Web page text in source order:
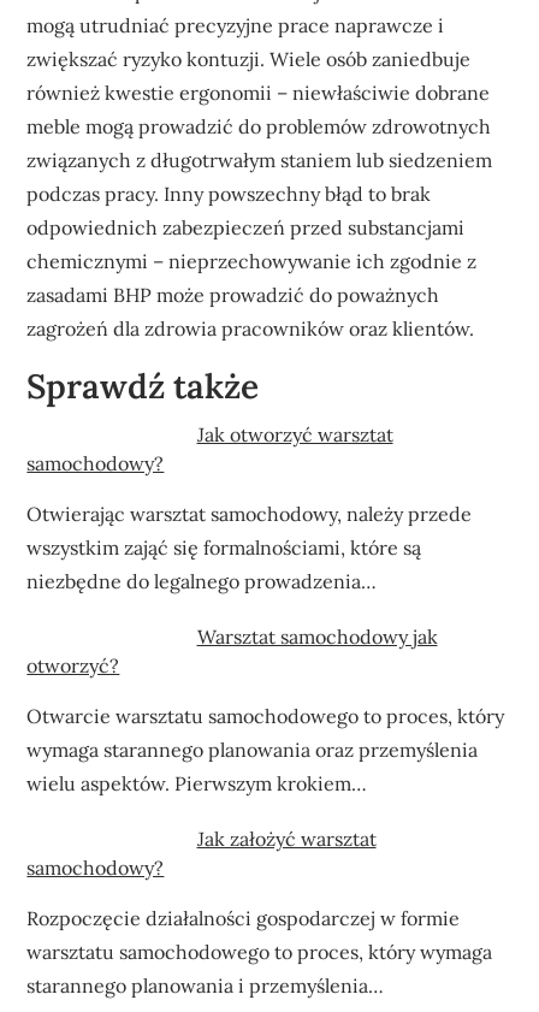
mogą utrudniać precyzyjne prace naprawcze i
zwiększać ryzyko kontuzji. Wiele osób zaniedbuje
również kwestie ergonomii – niewłaściwie dobrane
meble mogą prowadzić do problemów zdrowotnych
związanych z długotrwałym staniem lub siedzeniem
podczas pracy. Inny powszechny błąd to brak
odpowiednich zabezpieczeń przed substancjami
chemicznymi – nieprzechowywanie ich zgodnie z
zasadami BHP może prowadzić do poważnych
zagrożeń dla zdrowia pracowników oraz klientów.
Sprawdź także
Jak otworzyć warsztat
samochodowy?
Otwierając warsztat samochodowy, należy przede
wszystkim zająć się formalnościami, które są
niezbędne do legalnego prowadzenia…
Warsztat samochodowy jak
otworzyć?
Otwarcie warsztatu samochodowego to proces, który
wymaga starannego planowania oraz przemyślenia
wielu aspektów. Pierwszym krokiem…
Jak założyć warsztat
samochodowy?
Rozpoczęcie działalności gospodarczej w formie
warsztatu samochodowego to proces, który wymaga
starannego planowania i przemyślenia…